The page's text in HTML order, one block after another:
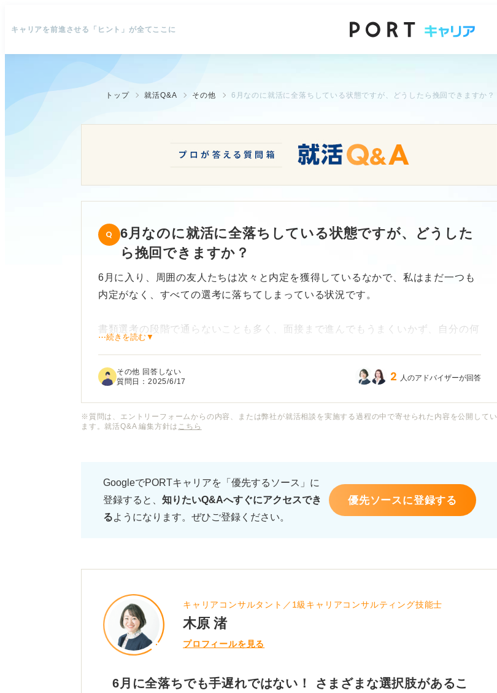
キャリアを前進させる「ヒント」が全てここに
トップ 就活Q&A その他 6月なのに就活に全落ちしている状態ですが、どうしたら挽回できますか？
6月なのに就活に全落ちしている状態ですが、どうした
ら挽回できますか？
6月に入り、周囲の友人たちは次々と内定を獲得しているなかで、私はまだ一つも
内定がなく、すべての選考に落ちてしまっている状況です。
書類選考の段階で通らないことも多く、面接まで進んでもうまくいかず、自分の何
自己分析や企業研究もしてきたつもりですが、このままでは本当にどこにも就職で
6月時点で全落ちしている場合、もう就活は手遅れなのでしょうか？ 今から内定を
⋯続きを読む▼
その他 回答しない
質問日：2025/6/17 2 人のアドバイザーが回答
※質問は、エントリーフォームからの内容、または弊社が就活相談を実施する過程の中で寄せられた内容を公開してい
ます。就活Q&A 編集方針は こちら
GoogleでPORTキャリアを「優先するソース」に
登録すると、 知りたいQ&Aへすぐにアクセスでき
るようになります。ぜひご登録ください。
優先ソースに登録する
キャリアコンサルタント／1級キャリアコンサルティング技能士
木原 渚
プロフィールを見る
6月に全落ちでも手遅れではない！ さまざまな選択肢があるこ